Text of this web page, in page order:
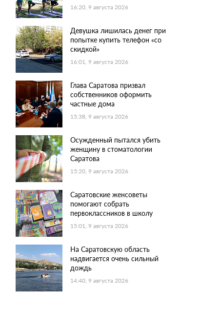
16:20, 9 августа 2026
Девушка лишилась денег при
попытке купить телефон «со
скидкой»
16:01, 9 августа 2026
Глава Саратова призвал
собственников оформить
частные дома
15:38, 9 августа 2026
Осужденный пытался убить
женщину в стоматологии
Саратова
15:20, 9 августа 2026
Саратовские женсоветы
помогают собрать
первоклассников в школу
15:01, 9 августа 2026
На Саратовскую область
надвигается очень сильный
дождь
14:40, 9 августа 2026